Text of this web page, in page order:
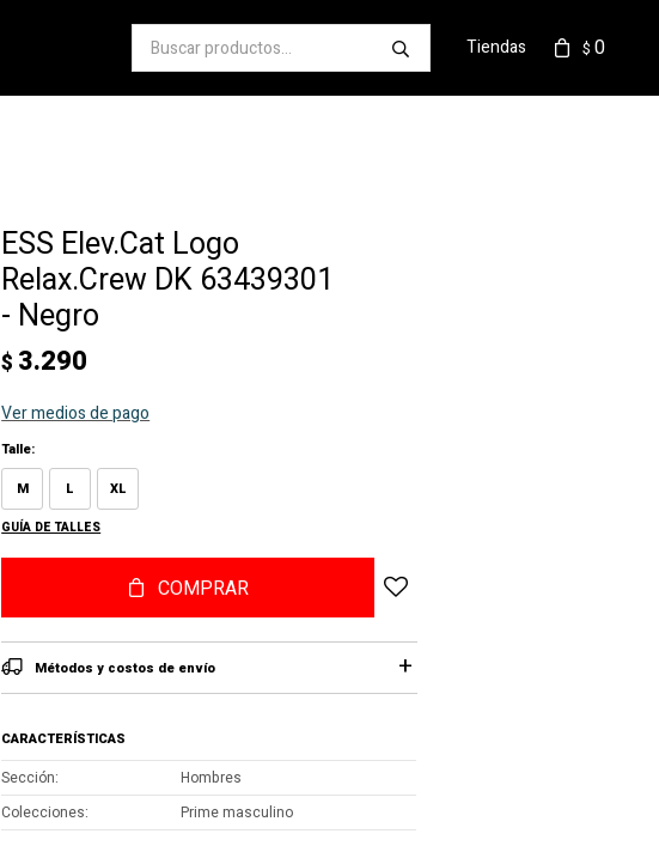
$ 0
Tiendas
ESS Elev.Cat Logo
Relax.Crew DK 63439301
- Negro
$ 3.290
Ver medios de pago
Talle:
M
L XL
GUÍA DE TALLES
COMPRAR
Métodos y costos de envío
CARACTERÍSTICAS
Sección
Hombres
Colecciones
Prime masculino